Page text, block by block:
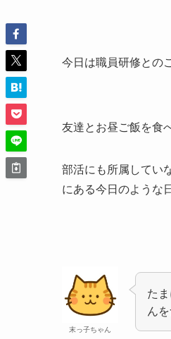
今日は職員研修との
友達とお昼ご飯を食
部活にも所属してい
にある今日のような
末っ子ちゃん
た
ん